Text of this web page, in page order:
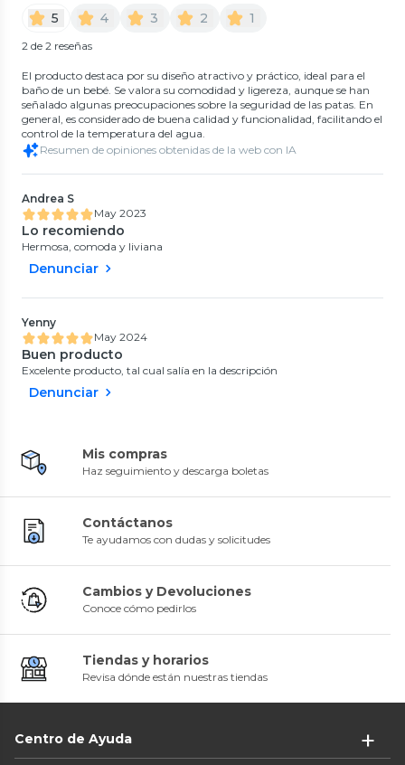
5 4 3 2 1
2 de 2 reseñas
El producto destaca por su diseño atractivo y práctico, ideal para el
baño de un bebé. Se valora su comodidad y ligereza, aunque se han
señalado algunas preocupaciones sobre la seguridad de las patas. En
general, es considerado de buena calidad y funcionalidad, facilitando el
control de la temperatura del agua.
Resumen de opiniones obtenidas de la web con IA
Andrea S
May 2023
Lo recomiendo
Hermosa, comoda y liviana
Denunciar
Yenny
May 2024
Buen producto
Excelente producto, tal cual salía en la descripción
Denunciar
Mis compras
Haz seguimiento y descarga boletas
Contáctanos
Te ayudamos con dudas y solicitudes
Cambios y Devoluciones
Conoce cómo pedirlos
Tiendas y horarios
Revisa dónde están nuestras tiendas
Centro de Ayuda